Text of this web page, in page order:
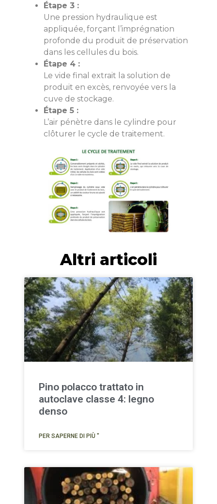
Étape 3 :
Une pression hydraulique est
appliquée, forçant l’imprégnation
profonde du produit de préservation
dans les cellules du bois.
Étape 4 :
Le vide final extrait la solution de
produit en excès, renvoyée vers la
cuve de stockage.
Étape 5 :
L’air pénètre dans le cylindre pour
clôturer le cycle de traitement.
Altri articoli
Pino polacco trattato in
autoclave classe 4: legno
denso
PER SAPERNE DI PIÙ "